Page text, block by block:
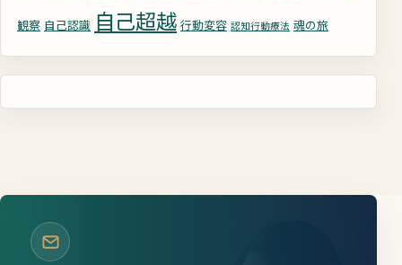
観察 自己認識 自己超越 行動変容 認知行動療法 魂の旅